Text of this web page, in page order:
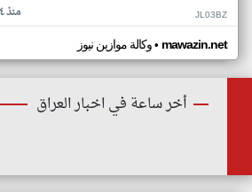
منذ ٤ ساعات JL03BZ
وكالة موازين نيوز• mawazin.net
أخر ساعة في اخبار العراق